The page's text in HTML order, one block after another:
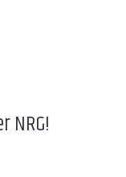
NRG!